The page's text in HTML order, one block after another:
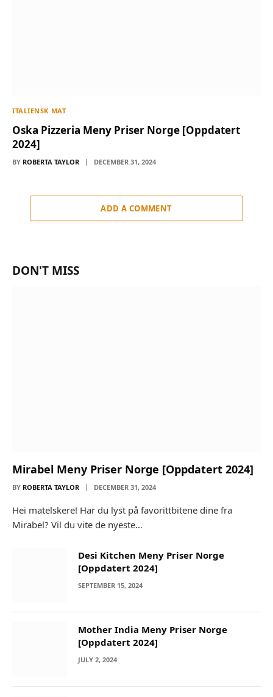
ITALIENSK MAT
Oska Pizzeria Meny Priser Norge [Oppdatert
2024]
BY ROBERTA TAYLOR DECEMBER 31, 2024
ADD A COMMENT
DON'T MISS
Mirabel Meny Priser Norge [Oppdatert 2024]
BY ROBERTA TAYLOR DECEMBER 31, 2024
Hei matelskere! Har du lyst på favorittbitene dine fra
Mirabel? Vil du vite de nyeste…
Desi Kitchen Meny Priser Norge
[Oppdatert 2024]
SEPTEMBER 15, 2024
Mother India Meny Priser Norge
[Oppdatert 2024]
JULY 2, 2024